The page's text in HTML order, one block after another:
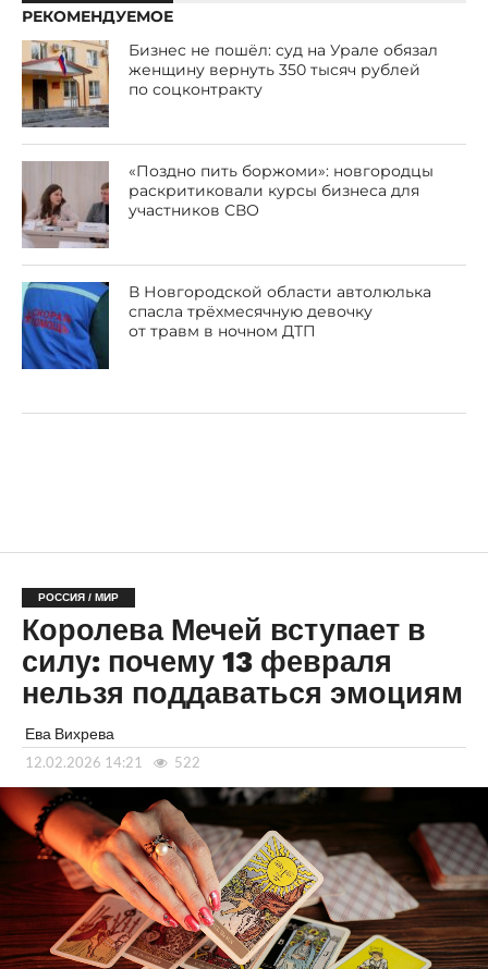
РЕКОМЕНДУЕМОЕ
Бизнес не пошёл: суд на Урале обязал
женщину вернуть 350 тысяч рублей
по соцконтракту
«Поздно пить боржоми»: новгородцы
раскритиковали курсы бизнеса для
участников СВО
В Новгородской области автолюлька
спасла трёхмесячную девочку
от травм в ночном ДТП
РОССИЯ / МИР
Королева Мечей вступает в
силу: почему 13 февраля
нельзя поддаваться эмоциям
Ева Вихрева
12.02.2026 14:21 522